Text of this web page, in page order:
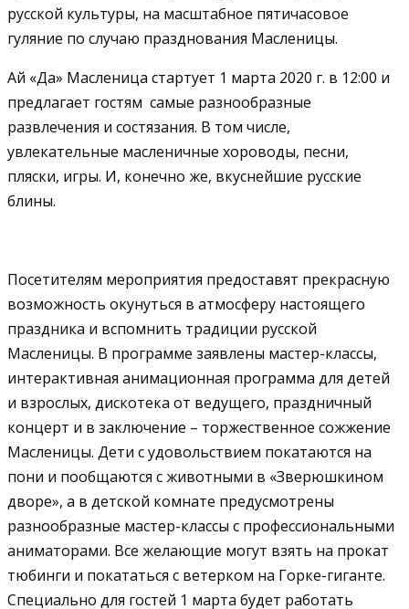
русской культуры, на масштабное пятичасовое
гуляние по случаю празднования Масленицы.
Ай «Да» Масленица стартует 1 марта 2020 г. в 12:00 и
предлагает гостям самые разнообразные
развлечения и состязания. В том числе,
увлекательные масленичные хороводы, песни,
пляски, игры. И, конечно же, вкуснейшие русские
блины.
Посетителям мероприятия предоставят прекрасную
возможность окунуться в атмосферу настоящего
праздника и вспомнить традиции русской
Масленицы. В программе заявлены мастер-классы,
интерактивная анимационная программа для детей
и взрослых, дискотека от ведущего, праздничный
концерт и в заключение – торжественное сожжение
Масленицы. Дети с удовольствием покатаются на
пони и пообщаются с животными в «Зверюшкином
дворе», а в детской комнате предусмотрены
разнообразные мастер-классы с профессиональными
аниматорами. Все желающие могут взять на прокат
тюбинги и покататься с ветерком на Горке-гиганте.
Специально для гостей 1 марта будет работать